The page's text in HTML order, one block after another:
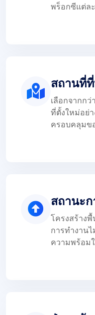
พร็อกซีแต่ล
สถานที่
เลือกจากกว่
ที่ตั้งใหม่อย่า
ครอบคลุมข
สถานะ
โครงสร้าง
การทำงาน
ความพร้อม